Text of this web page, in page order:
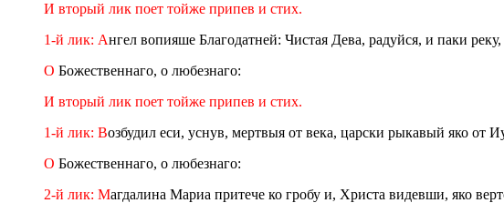
И вторый лик поет тойже припев и стих.
1-й лик: Ангел вопияше Благодатней: Чистая Дева, радуйся, и паки
О Божественнаго, о любезнаго:
И вторый лик поет тойже припев и стих.
1-й лик: Возбудил еси, уснув, мертвыя от века, царски рыкавый яко от
О Божественнаго, о любезнаго:
2-й лик: Магдалина Мариа притече ко гробу и, Христа видевши, яко